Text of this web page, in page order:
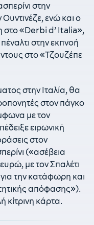
στην
ενώ και ο
στο «Derbi d’ Italia»,
στην εκπνοή
στο «Τζουζέπε
στην Ιταλία, θα
στον πάγκο
με τον
ειρωνική
στον
(«ασέβεια
με τον Σπαλέτι
την κατάφωρη και
απόφασης»).
κίτρινη κάρτα.